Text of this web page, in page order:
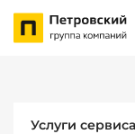
Услуги сервиса